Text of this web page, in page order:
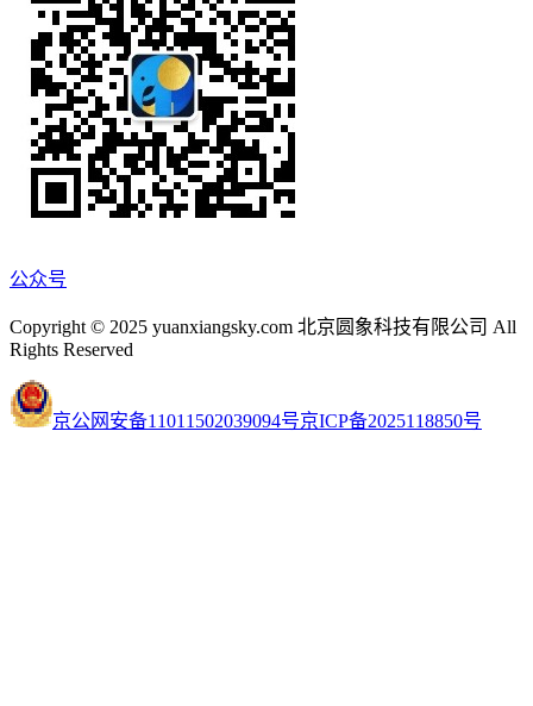
公众号
Copyright © 2025 yuanxiangsky.com 北京圆象科技有限公司 All
Rights Reserved
京公网安备11011502039094号京ICP备2025118850号